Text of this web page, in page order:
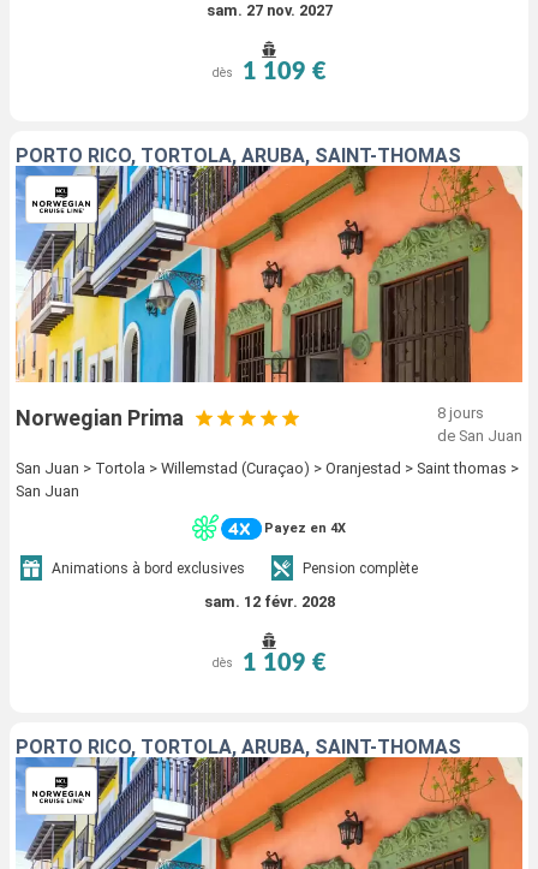
sam. 27 nov. 2027
dès 1 109 €
PORTO RICO, TORTOLA, ARUBA, SAINT-THOMAS
Norwegian Prima
8 jours
de San Juan
San Juan > Tortola > Willemstad (Curaçao) > Oranjestad > Saint thomas >
San Juan
Payez en 4X
Animations à bord exclusives Pension complète
sam. 12 févr. 2028
dès 1 109 €
PORTO RICO, TORTOLA, ARUBA, SAINT-THOMAS